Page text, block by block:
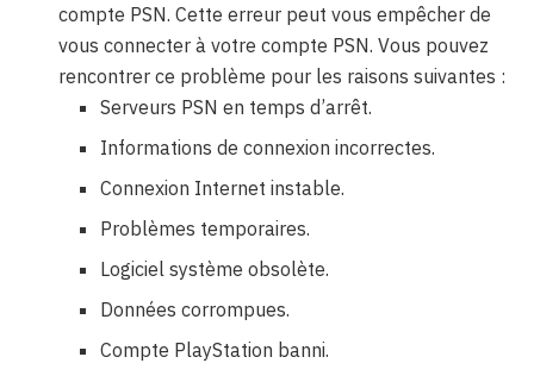
compte PSN. Cette erreur peut vous empêcher de
vous connecter à votre compte PSN. Vous pouvez
rencontrer ce problème pour les raisons suivantes :
Serveurs PSN en temps d’arrêt.
Informations de connexion incorrectes.
Connexion Internet instable.
Problèmes temporaires.
Logiciel système obsolète.
Données corrompues.
Compte PlayStation banni.